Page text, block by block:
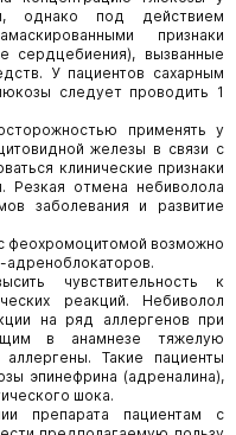
однако под действием
признаки
сердцебиения), вызванные
У пациентов сахарным
следует проводить 1
применять у
железы в связи с
клинические признаки
Резкая отмена небиволола
заболевания и развитие
феохромоцитомой возможно
адреноблокаторов.
чувствительность к
реакций. Небиволол
на ряд аллергенов при
в анамнезе тяжелую
Такие пациенты
эпинефрина (адреналина),
шока.
препарата пациентам с